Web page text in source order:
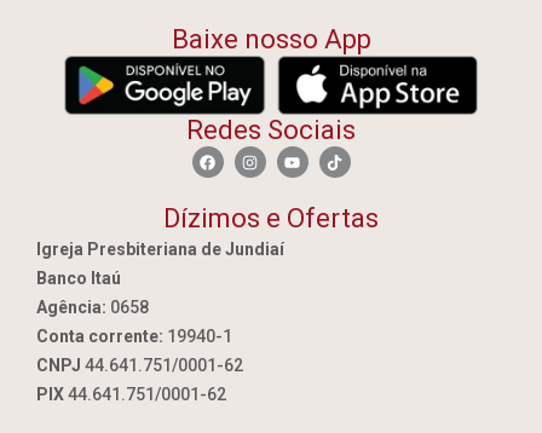
Baixe nosso App
Redes Sociais
Dízimos e Ofertas
Igreja Presbiteriana de Jundiaí
Banco Itaú
Agência: 0658
Conta corrente: 19940-1
CNPJ 44.641.751/0001-62
PIX44.641.751/0001-62